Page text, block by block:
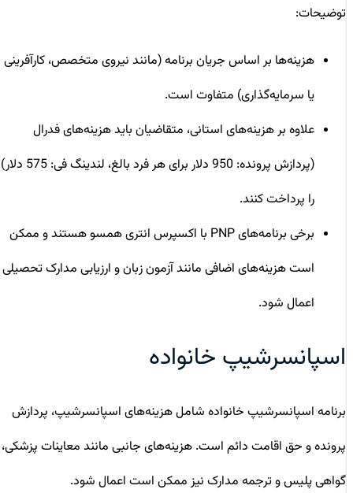
توضیحات:
هزینه‌ها بر اساس جریان برنامه (مانند نیروی متخصص، کارآفرینی
یا سرمایه‌گذاری) متفاوت است.
علاوه بر هزینه‌های استانی، متقاضیان باید هزینه‌های فدرال
(پردازش پرونده: 950 دلار برای هر فرد بالغ، لندینگ فی: 575 دلار)
را پرداخت کنند.
برخی برنامه‌های PNP با اکسپرس انتری همسو هستند و ممکن
است هزینه‌های اضافی مانند آزمون زبان و ارزیابی مدارک تحصیلی
اعمال شود.
اسپانسرشیپ خانواده
برنامه اسپانسرشیپ خانواده شامل هزینه‌های اسپانسرشیپ، پردازش
پرونده و حق اقامت دائم است. هزینه‌های جانبی مانند معاینات پزشکی،
گواهی پلیس و ترجمه مدارک نیز ممکن است اعمال شود.